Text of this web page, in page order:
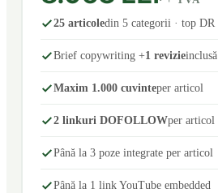
25 articoledin 5 categorii · top DR
Brief copywriting +1 revizieinclusă
Maxim 1.000 cuvinteper articol
2 linkuri DOFOLLOWper articol
Până la 3 poze integrate per articol
Până la 1 link YouTube embedded